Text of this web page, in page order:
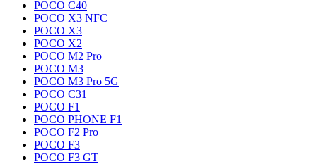
POCO C40
POCO X3 NFC
POCO X3
POCO X2
POCO M2 Pro
POCO M3
POCO M3 Pro 5G
POCO C31
POCO F1
POCO PHONE F1
POCO F2 Pro
POCO F3
POCO F3 GT